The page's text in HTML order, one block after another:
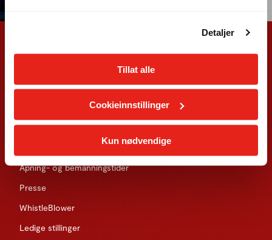
Detaljer
Tillat alle
Cookieinnstillinger
Kun nødvendige
Om oss
Åpning- og bemanningstider
Presse
WhistleBlower
Ledige stillinger